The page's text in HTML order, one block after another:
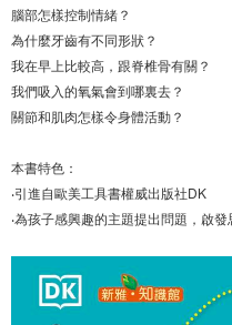
腦部怎樣控制情緒？
為什麼牙齒有不同形狀？
我在早上比較高，跟脊椎骨有關？
我們吸入的氧氣會到哪裏去？
關節和肌肉怎樣令身體活動？
本書特色：
‧引進自歐美工具書權威出版社DK
‧為孩子感興趣的主題提出問題，啟